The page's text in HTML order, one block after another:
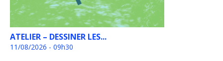
ATELIER – DESSINER LES...
11/08/2026 - 09h30